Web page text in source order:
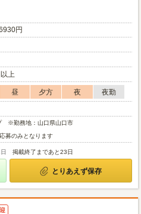
円
上
昼 夕方 夜
夜勤
※勤務地：山口県山口市
募のみとなります
掲載終了まであと23日
とりあえず保存